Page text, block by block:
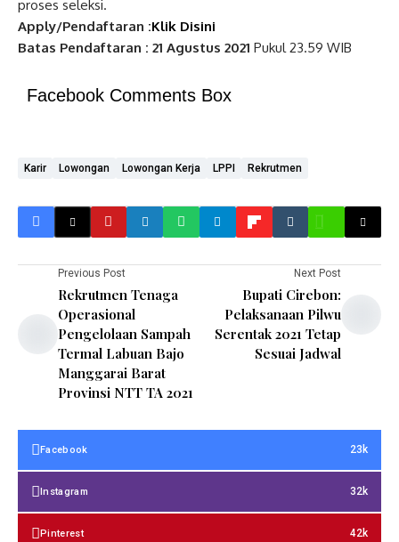
proses seleksi.
Apply/Pendaftaran :Klik Disini
Batas Pendaftaran : 21 Agustus 2021 Pukul 23.59 WIB
Facebook Comments Box
Karir Lowongan Lowongan Kerja LPPI Rekrutmen
Previous Post
Rekrutmen Tenaga
Operasional
Pengelolaan Sampah
Termal Labuan Bajo
Manggarai Barat
Provinsi NTT TA 2021
Next Post
Bupati Cirebon:
Pelaksanaan Pilwu
Serentak 2021 Tetap
Sesuai Jadwal
Facebook 23k
Instagram 32k
Pinterest 42k